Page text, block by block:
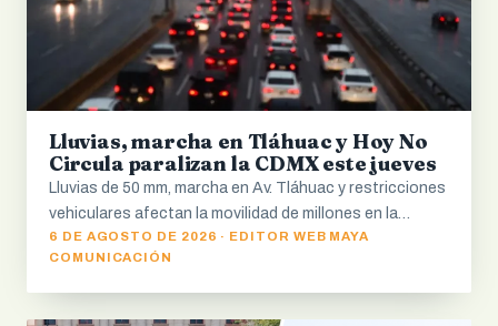
Lluvias, marcha en Tláhuac y Hoy No
Circula paralizan la CDMX este jueves
Lluvias de 50 mm, marcha en Av. Tláhuac y restricciones
vehiculares afectan la movilidad de millones en la…
6 DE AGOSTO DE 2026 · EDITOR WEB MAYA
COMUNICACIÓN